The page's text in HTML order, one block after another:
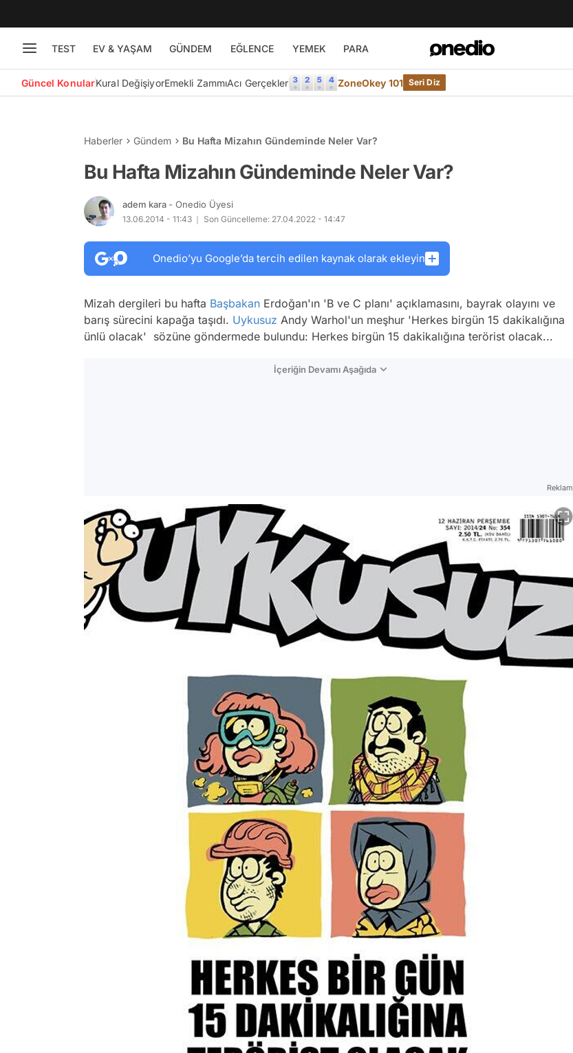
TEST EV & YAŞAM GÜNDEM EĞLENCE YEMEK PARA
Güncel KonularKural DeğişiyorEmekli ZammıAcı Gerçekler ZoneOkey 101 Seri Diz
Haberler Gündem Bu Hafta Mizahın Gündeminde Neler Var?
Bu Hafta Mizahın Gündeminde Neler Var?
adem kara - Onedio Üyesi
13.06.2014 - 11:43 Son Güncelleme: 27.04.2022 - 14:47
Onedio’yu Google’da tercih edilen kaynak olarak ekleyin
Mizah dergileri bu hafta Başbakan Erdoğan'ın 'B ve C planı' açıklamasını, bayrak olayını ve
barış sürecini kapağa taşıdı. Uykusuz Andy Warhol'un meşhur 'Herkes birgün 15 dakikalığına
ünlü olacak' sözüne göndermede bulundu: Herkes birgün 15 dakikalığına terörist olacak...
İçeriğin Devamı Aşağıda
Reklam